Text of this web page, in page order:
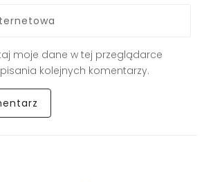
moje dane w tej przeglądarce
kolejnych komentarzy.